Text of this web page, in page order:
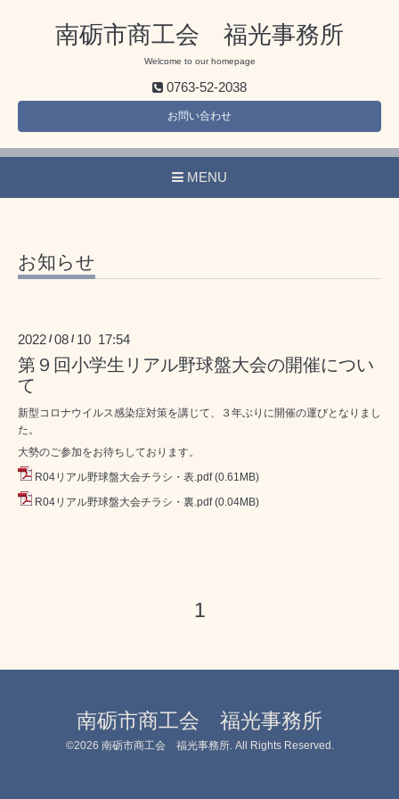
南砺市商工会 福光事務所
Welcome to our homepage
0763-52-2038
お問い合わせ
MENU
お知らせ
2022 /08 / 10 17:54
第９回小学生リアル野球盤大会の開催につい
て
新型コロナウイルス感染症対策を講じて、３年ぶりに開催の運びとなりまし
た。
大勢のご参加をお待ちしております。
R04リアル野球盤大会チラシ・表.pdf (0.61MB)
R04リアル野球盤大会チラシ・裏.pdf (0.04MB)
1
南砺市商工会 福光事務所
©2026 南砺市商工会 福光事務所. All Rights Reserved.